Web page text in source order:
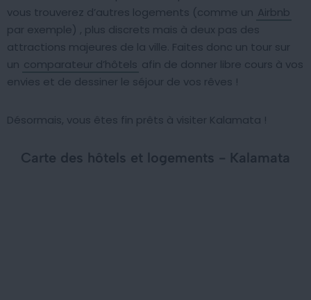
vous trouverez d’autres logements (comme un Airbnb
par exemple) , plus discrets mais à deux pas des
attractions majeures de la ville. Faites donc un tour sur
un comparateur d’hôtels afin de donner libre cours à vos
envies et de dessiner le séjour de vos rêves !
Désormais, vous êtes fin prêts à visiter Kalamata !
Carte des hôtels et logements - Kalamata